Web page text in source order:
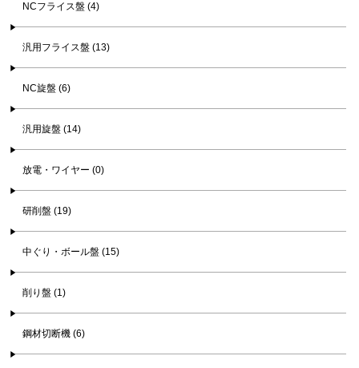
NCフライス盤 (4)
汎用フライス盤 (13)
NC旋盤 (6)
汎用旋盤 (14)
放電・ワイヤー (0)
研削盤 (19)
中ぐり・ボール盤 (15)
削り盤 (1)
鋼材切断機 (6)